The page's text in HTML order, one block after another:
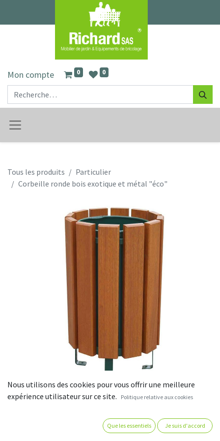
Mon compte 0 0
Tous les produits
Particulier
Corbeille ronde bois exotique et métal "éco"
Nous utilisons des cookies pour vous offrir une meilleure
expérience utilisateur sur ce site.
Politique relative aux cookies
Que les essentiels Je suis d'accord